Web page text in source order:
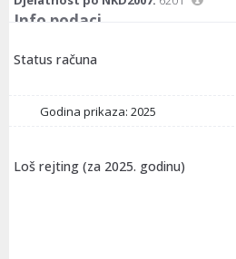
Info podaci
Status računa
Godina prikaza: 2025
Loš rejting (za 2025. godinu)